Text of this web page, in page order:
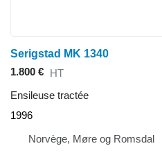
Serigstad MK 1340
1.800 € HT
Ensileuse tractée
1996
Norvège, Møre og Romsdal